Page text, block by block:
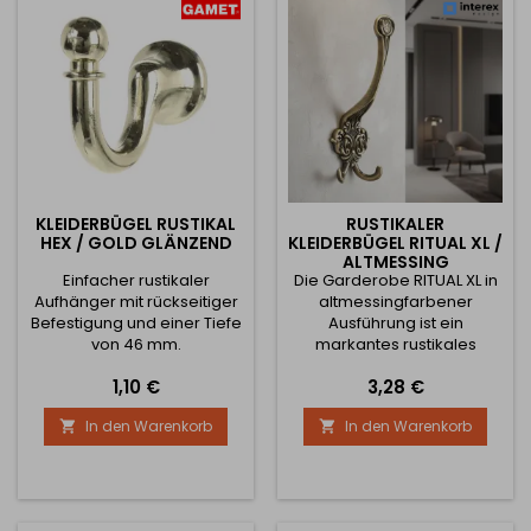
KLEIDERBÜGEL RUSTIKAL
HEX / GOLD GLÄNZEND
Einfacher rustikaler
Aufhänger mit rückseitiger
Befestigung und einer Tiefe
von 46 mm.
Preis
1,10 €
 In den Warenkorb
RUSTIKALER
KLEIDERBÜGEL RITUAL XL /
ALTMESSING
Die Garderobe RITUAL XL in
altmessingfarbener
Ausführung ist ein
markantes rustikales
Verzierung, das dem
Interieur einen edlen und
historisierenden Charakter
verleiht. Ihre elegant
Kombination mit
Preis
3,28 €
 In den Warenkorb